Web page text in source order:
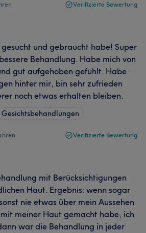
Verifizierte Bewertung
und gebraucht habe! Super
Behandlung. Habe mich von
gut aufgehoben gefühlt. Habe
hinter mir, bin sehr zufrieden
noch etwas erhalten bleiben.
Gesichtsbehandlungen
Verifizierte Bewertung
mit Berücksichtigungen
Haut. Ergebnis: wenn sogar
nie etwas über mein Aussehen
meiner Haut gemacht habe, ich
war die Behandlung in jeder